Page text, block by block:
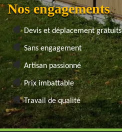
Nos engagements
Devis et déplacement gratuits
Sans engagement
Artisan passionné
Prix imbattable
Travail de qualité